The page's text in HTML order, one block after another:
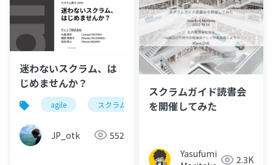
迷わないスクラム、は
じめませんか？
agile スクラム スクラムガイド
JP_otk 552
スクラムガイド読書会
を開催してみた
Yasufumi
2.3K